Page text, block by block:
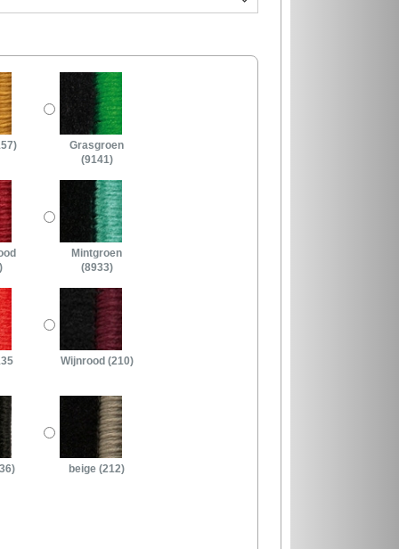
Grasgroen
(9141)
Mintgroen
(8933)
Wijnrood (210)
beige (212)